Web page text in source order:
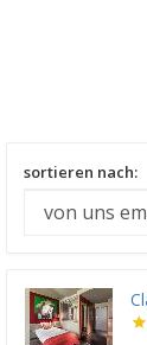
sortieren nach: